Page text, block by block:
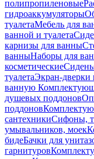
полипропиленовые
гидроаккумуляторы
туалетаМебель для
ванной и туалета
карнизы для ванны
ванныНаборы для
косметические
туалетаЭкран-дверки
ванную
душевых поддонов
поддонов
сантехникиСифоны,
умывальников, моек
бидеБачки для
гарнитуров